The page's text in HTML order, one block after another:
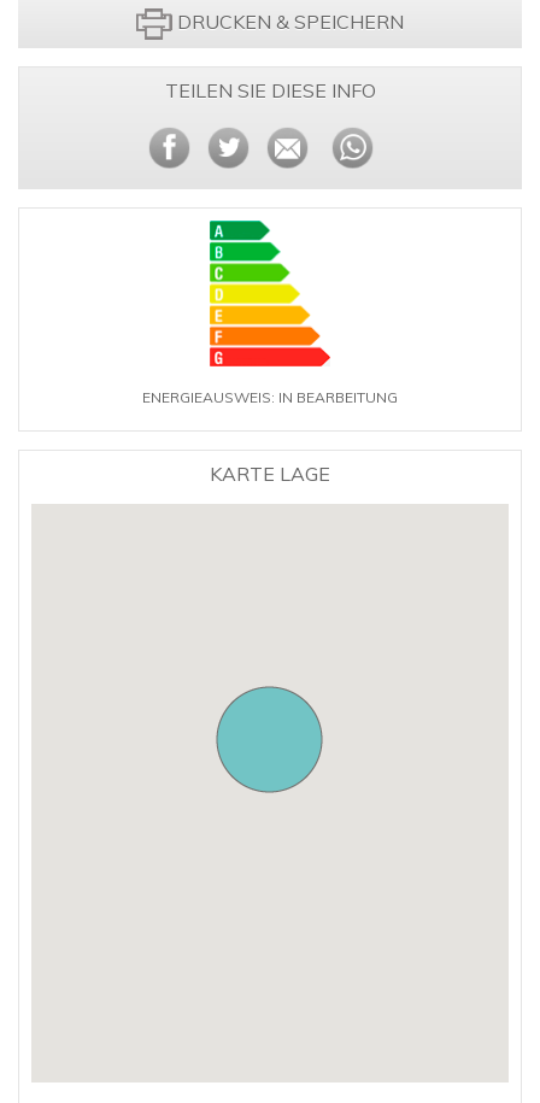
DRUCKEN & SPEICHERN
TEILEN SIE DIESE INFO
ENERGIEAUSWEIS: IN BEARBEITUNG
KARTE LAGE